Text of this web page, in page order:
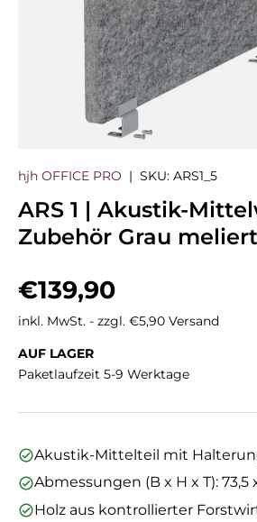
hjh OFFICE PRO | SKU: ARS1_5
ARS 1 | Akustik-
Zubehör Grau meliert
Normaler Preis
€139,90
inkl. MwSt. - zzgl. €5,90 Versand
AUF LAGER
Paketlaufzeit 5-9 Werktage
Akustik-Mittelteil mit
Abmessungen (B x H x T): 73,5
Holz aus kontrollierter